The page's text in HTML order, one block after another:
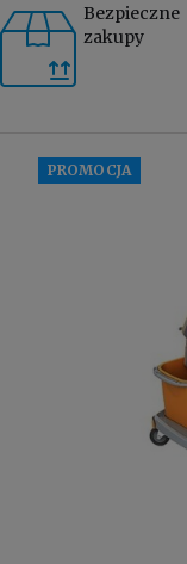
Bezpieczne
zakupy
PROMOCJA